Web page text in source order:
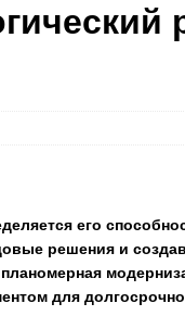
его
решения и
для